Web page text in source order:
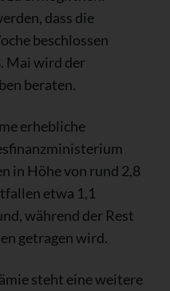
dass die
beschlossen
Mai wird der
beraten.
erhebliche
in Höhe von rund 2,8
etwa 1,1
während der Rest
getragen wird.
steht eine weitere